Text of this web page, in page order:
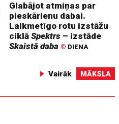
Glabājot atmiņas par
pieskārienu dabai.
Laikmetīgo rotu izstāžu
ciklāSpektrs – izstāde
Skaistā daba © DIENA
Vairāk MĀKSLA